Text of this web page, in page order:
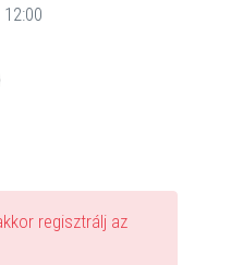
regisztrálj az